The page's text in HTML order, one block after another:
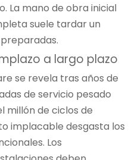
La mano de obra inicial
suele tardar un
a largo plazo
se revela tras años de
de servicio pesado
millón de ciclos de
implacable desgasta los
Los